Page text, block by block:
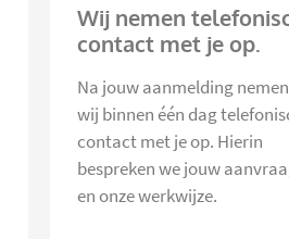
Wij nemen
contact met je op.
Na jouw aanmelding nemen
wij binnen één dag
contact met je op. Hierin
bespreken we jouw
en onze werkwijze.